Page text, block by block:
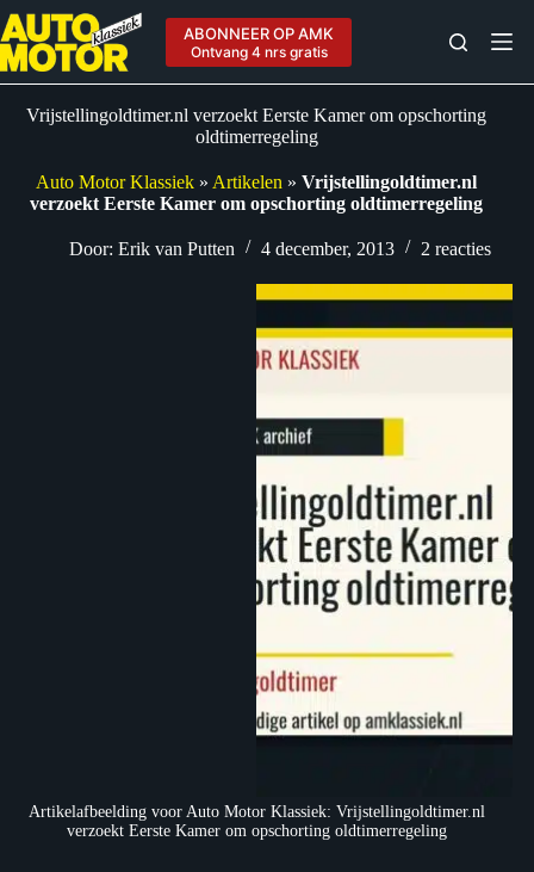
Ga
naar
de
inhoud
ABONNEER OP AMK
Ontvang 4 nrs gratis
Vrijstellingoldtimer.nl verzoekt Eerste Kamer om opschorting
oldtimerregeling
Auto Motor Klassiek » Artikelen »Vrijstellingoldtimer.nl
verzoekt Eerste Kamer om opschorting oldtimerregeling
Door: Erik van Putten 4 december, 2013 2 reacties
Artikelafbeelding voor Auto Motor Klassiek: Vrijstellingoldtimer.nl
verzoekt Eerste Kamer om opschorting oldtimerregeling